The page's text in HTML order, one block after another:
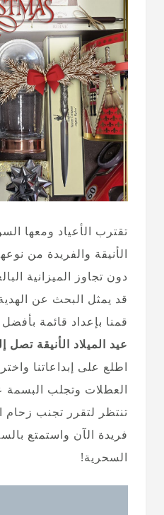
تقترب الأعياد ومعها
الأنيقة والفريدة من
قد يمثل البحث عن الهدية
قمنا بإعداد قائمة بأفضل
عيد الميلاد الأنيقة تصل إلى 500 زلوتي
اطلع على إبداعاتنا
العطلات وتجلب البسمة
تنتظر لتقرر تجنب زحام
فريدة الآن واستمتع
السحرية!